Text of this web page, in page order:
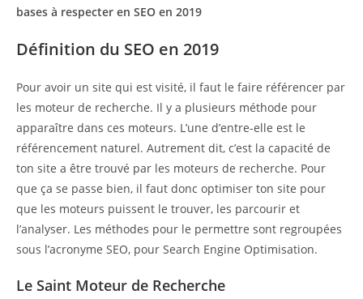
bases à respecter en SEO en 2019
Définition du SEO en 2019
Pour avoir un site qui est visité, il faut le faire référencer par
les moteur de recherche. Il y a plusieurs méthode pour
apparaître dans ces moteurs. L’une d’entre-elle est le
référencement naturel. Autrement dit, c’est la capacité de
ton site a être trouvé par les moteurs de recherche. Pour
que ça se passe bien, il faut donc optimiser ton site pour
que les moteurs puissent le trouver, les parcourir et
l’analyser. Les méthodes pour le permettre sont regroupées
sous l’acronyme SEO, pour Search Engine Optimisation.
Le Saint Moteur de Recherche